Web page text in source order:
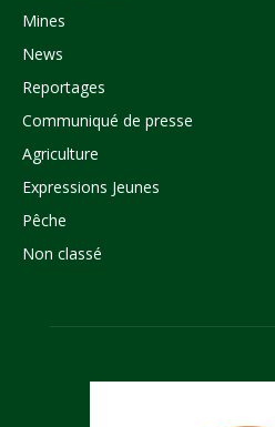
Mines
News
Reportages
Communiqué de presse
Agriculture
Expressions Jeunes
Pêche
Non classé